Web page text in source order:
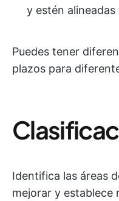
y estén
Puedes tener
plazos para
Identifica las áreas
mejorar y establece